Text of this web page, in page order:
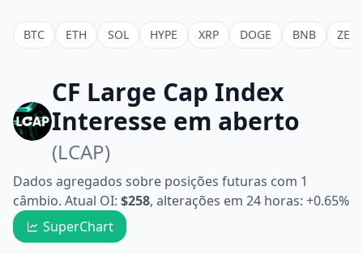
BTC ETH SOL HYPE XRP DOGE BNB ZEC
CF Large Cap Index
Interesse em aberto
(LCAP)
Dados agregados sobre posições futuras com 1
câmbio. Atual OI: $258, alterações em 24 horas: +0.65%
SuperChart